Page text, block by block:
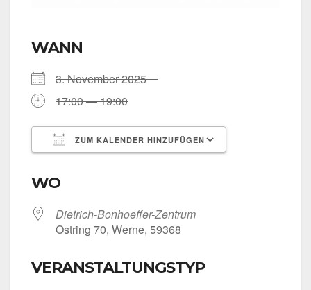
WANN
3. Novem­ber 2025
17:00 — 19:00
ZUM KALENDER HINZUFÜGEN
WO
Dietrich-Bonhoeffer-Zentrum
Ost­ring 70, Wer­ne, 59368
VERANSTALTUNGSTYP